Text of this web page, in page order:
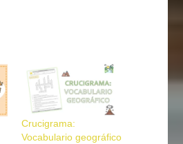
Crucigrama:
Vocabulario geográfico